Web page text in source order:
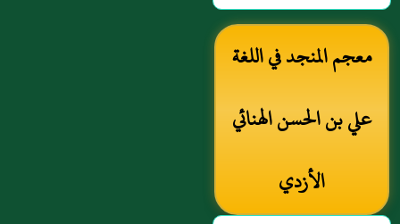
معجم المنجد في اللغة
علي بن الحسن الهنائي
الأزدي